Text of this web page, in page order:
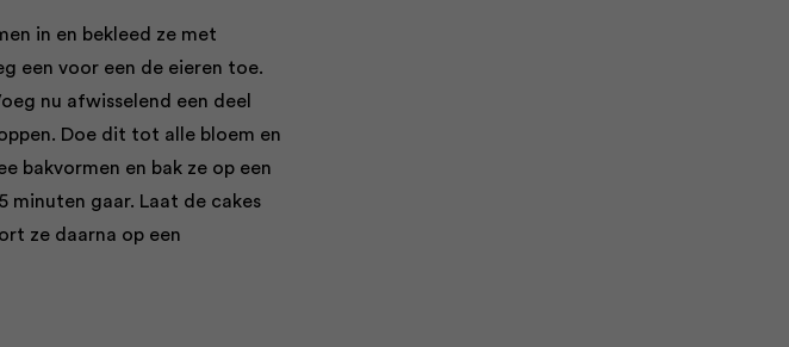
in en bekleed ze met
een voor een de eieren toe.
nu afwisselend een deel
Doe dit tot alle bloem en
bakvormen en bak ze op een
minuten gaar. Laat de cakes
ze daarna op een